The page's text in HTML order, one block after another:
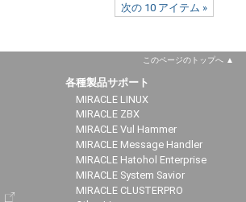
次の 10 アイテム »
このページのトップへ
各種製品サポート
MIRACLE LINUX
MIRACLE ZBX
MIRACLE Vul Hammer
MIRACLE Message Handler
MIRACLE Hatohol Enterprise
MIRACLE System Savior
MIRACLE CLUSTERPRO